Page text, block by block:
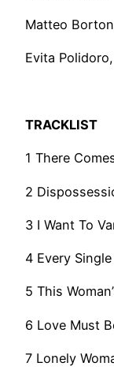
Matteo
Evita
TRACKLIST
1 There
2
3 I Want To
4 Every
5 This
6 Love Must
7 Lonely